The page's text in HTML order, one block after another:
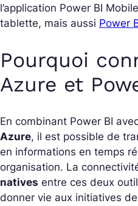
l’application Power BI
tablette, mais aussi Power
Pourquoi
Azure et
En combinant Power BI
Azure, il est possible de
en informations en temps
organisation. La
natives entre ces deux
donner vie aux initiatives de